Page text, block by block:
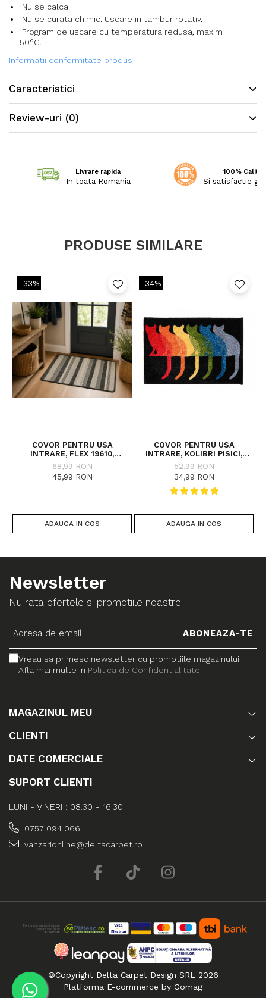
Nu se calca.
Nu se curata chimic. Uscare in tambur rotativ.
Program de uscare cu temperatura redusa, maxim
50°C.
Informatii conformitate produs
Caracteristici
Review-uri (0)
Livrare rapida
In toata Romania
100%
Si satisfactie
PRODUSE SIMILARE
-33%
COVOR PENTRU USA
INTRARE, FLEX 19610,
ANTIDERAPANT, GRI, 50X80
CM
68,99 RON
45,99 RON
ADAUGA IN COS
-34%
COVOR PENTRU USA
INTRARE, KOLIBRI PISICI,
40X60 CM, 2200 GR/MP
52,99 RON
34,99 RON
ADAUGA IN COS
Newsletter
Nu rata ofertele si promotiile noastre
Vreau sa primesc newsletter cu promotiile magazinului.
Afla mai multe in Politica de Confidentialitate
MAGAZINUL MEU
CLIENTI
DATE COMERCIALE
SUPORT CLIENTI
LUNI - VINERI : 08.30 - 16.30
0757 094 066
vanzarionline@deltacarpet.ro
©Copyright Delta Carpet Design SRL 2026
Platforma E-commerce by Gomag